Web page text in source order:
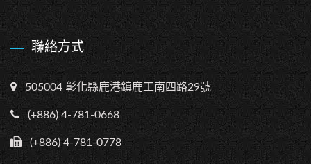
聯絡方式
505004 彰化縣鹿港鎮鹿工南四路29號
(+886) 4-781-0668
(+886) 4-781-0778